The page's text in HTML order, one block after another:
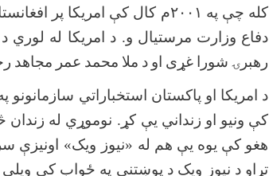
کله چې په ۲۰۰۱م کال کې امریکا پر
دفاع وزارت مرستیال و. د امریکا له لوري د
رهبرۍ شورا غړی او د ملا محمد عمر مجاهد
د امریکا او پاکستان استخباراتي سازمانونو
کې ونیو او زنداني یې کړ. نوموړي له زندان
هغو کې یوه یې هم له «نیوز ویک» اونیزې
تړاو د نیوز ویک د پوښتنې په ځواب کې ویلي